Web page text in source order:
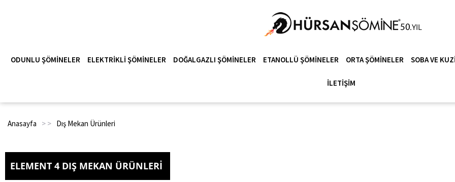
ODUNLU ŞÖMINELER ELEKTRIKLI ŞÖMINELER DOĞALGAZLI ŞÖMINELER ETANOLLÜ ŞÖMINELER ORTA ŞÖMINELER SOBA VE
İLETIŞIM
Anasayfa > > Dış Mekan Ürünleri
ELEMENT 4 DIŞ MEKAN ÜRÜNLERI